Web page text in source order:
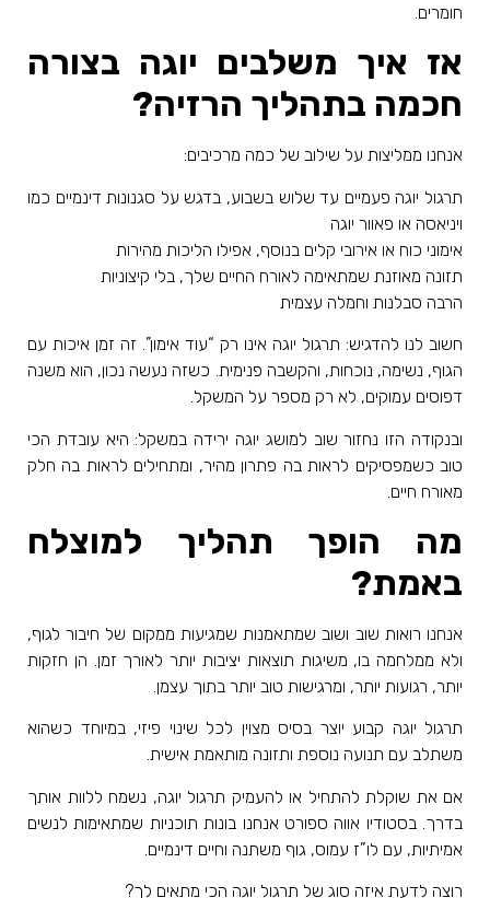
חומרים.
אז איך משלבים יוגה בצורה
חכמה בתהליך הרזיה?
אנחנו ממליצות על שילוב של כמה מרכיבים:
תרגול יוגה פעמיים עד שלוש בשבוע, בדגש על סגנונות דינמיים כמו
ויניאסה או פאוור יוגה
אימוני כוח או אירובי קלים בנוסף, אפילו הליכות מהירות
תזונה מאוזנת שמתאימה לאורח החיים שלך, בלי קיצוניות
הרבה סבלנות וחמלה עצמית
חשוב לנו להדגיש: תרגול יוגה אינו רק “עוד אימון”. זה זמן איכות עם
הגוף, נשימה, נוכחות, והקשבה פנימית. כשזה נעשה נכון, הוא משנה
דפוסים עמוקים, לא רק מספר על המשקל.
ובנקודה הזו נחזור שוב למושג יוגה ירידה במשקל: היא עובדת הכי
טוב כשמפסיקים לראות בה פתרון מהיר, ומתחילים לראות בה חלק
מאורח חיים
מה הופך תהליך למוצלח
באמת?
אנחנו רואות שוב ושוב שמתאמנות שמגיעות ממקום של חיבור לגוף,
ולא ממלחמה בו, משיגות תוצאות יציבות יותר לאורך זמן. הן חזקות
יותר, רגועות יותר, ומרגישות טוב יותר בתוך עצמן.
תרגול יוגה קבוע יוצר בסיס מצוין לכל שינוי פיזי, במיוחד כשהוא
משתלב עם תנועה נוספת ותזונה מותאמת אישית.
אם את שוקלת להתחיל או להעמיק תרגול יוגה, נשמח ללוות אותך
בדרך. בסטודיו אווה ספורט אנחנו בונות תוכניות שמתאימות לנשים
אמיתיות, עם לו”ז עמוס, גוף משתנה וחיים דינמיים
רוצה לדעת איזה סוג של תרגול יוגה הכי מתאים לך?